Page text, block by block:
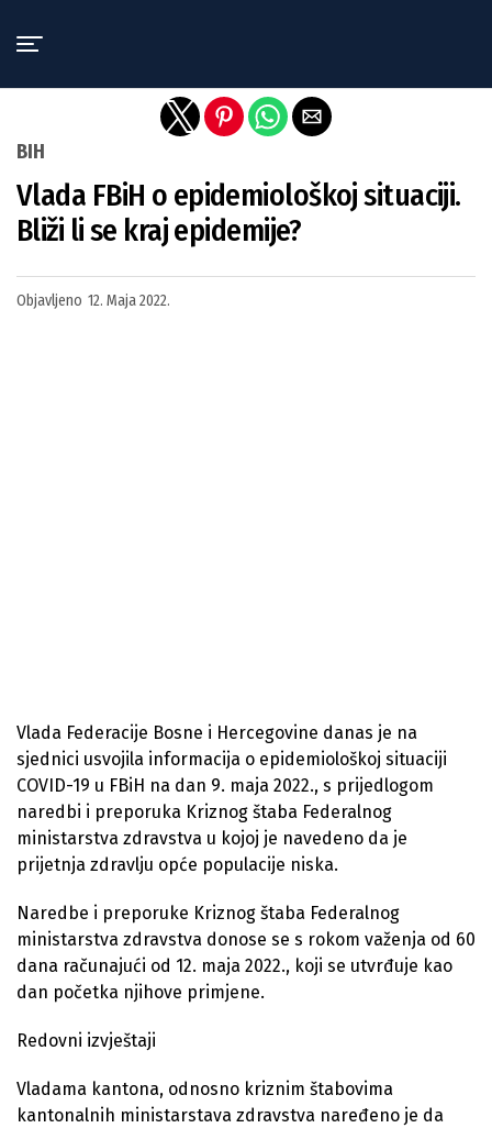
BIH
Vlada FBiH o epidemiološkoj situaciji.
Bliži li se kraj epidemije?
Objavljeno 12. Maja 2022.
Vlada Federacije Bosne i Hercegovine danas je na
sjednici usvojila informacija o epidemiološkoj situaciji
COVID-19 u FBiH na dan 9. maja 2022., s prijedlogom
naredbi i preporuka Kriznog štaba Federalnog
ministarstva zdravstva u kojoj je navedeno da je
prijetnja zdravlju opće populacije niska.
Naredbe i preporuke Kriznog štaba Federalnog
ministarstva zdravstva donose se s rokom važenja od 60
dana računajući od 12. maja 2022., koji se utvrđuje kao
dan početka njihove primjene.
Redovni izvještaji
Vladama kantona, odnosno kriznim štabovima
kantonalnih ministarstava zdravstva naređeno je da